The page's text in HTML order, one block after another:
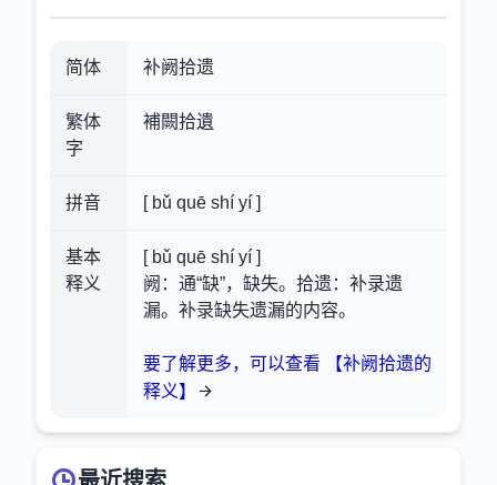
简体 补阙拾遗
繁体
字
補闕拾遺
拼音 [ bǔ quē shí yí ]
基本
释义
[ bǔ quē shí yí ]
阙：通“缺”，缺失。拾遗：补录遗
漏。补录缺失遗漏的内容。
要了解更多，可以查看 【补阙拾遗的
释义】